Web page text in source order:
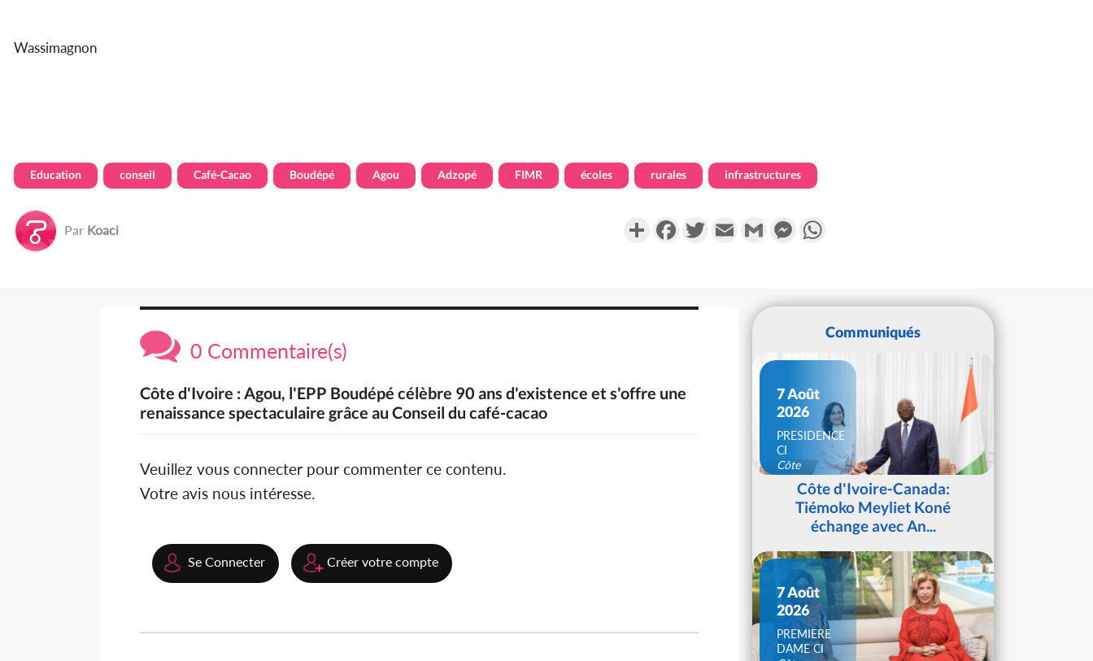
Wassimagnon
Education conseil Café-Cacao Boudépé Agou Adzopé FIMR écoles rurales infrastructures
Par Koaci PartagerFacebookTwitterEmail Gmail Messenger
0 Commentaire(s)
Côte d'Ivoire : Agou, l'EPP Boudépé célèbre 90 ans d'existence et s'offre une
renaissance spectaculaire grâce au Conseil du café-cacao
Veuillez vous connecter pour commenter ce contenu.
Votre avis nous intéresse.
Se Connecter Créer votre compte
Communiqués
7 Août
2026
PRESIDENCE
CI
Côte
d'IvoireCôte d'Ivoire-Canada:
Tiémoko Meyliet Koné
échange avec An...
7 Août
2026
PREMIERE
DAME CI